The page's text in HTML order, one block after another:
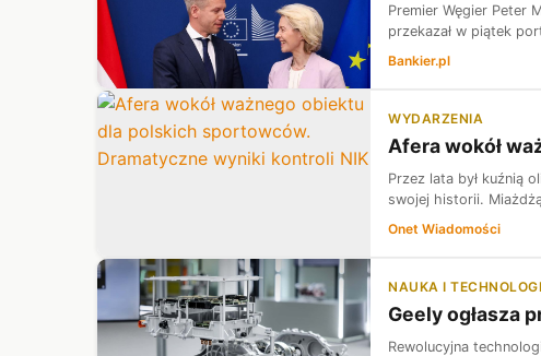
Premier Węgier Peter
przekazał w piątek
Bankier.pl
WYDARZENIA
Afera wokół
Przez lata był kuźnią
swojej historii.
Onet Wiadomości
NAUKA I
Geely ogłasza
Rewolucyjna